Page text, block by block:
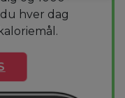
hver dag